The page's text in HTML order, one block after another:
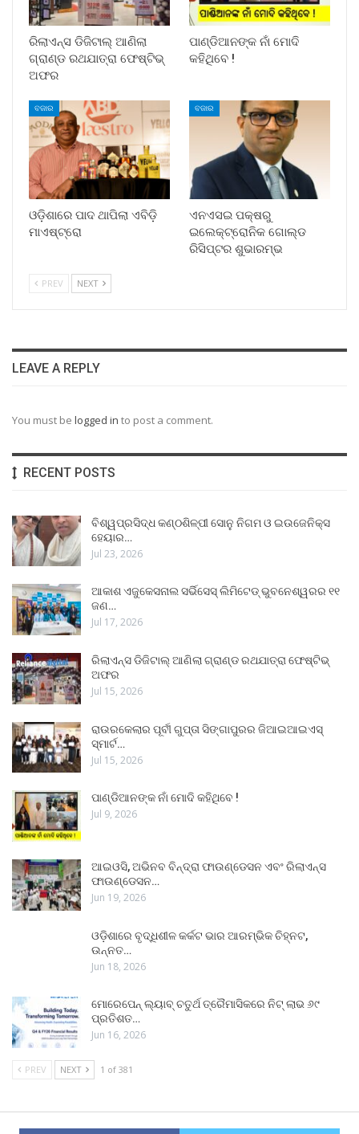
ରିଲାଏନ୍ସ ଡିଜିଟାଲ୍ ଆଣିଲା
ଗ୍ରାଣ୍ଡ ରଥଯାତ୍ରା ଫେଷ୍ଟିଭ୍
ଅଫର
ପାଣ୍ଡିଆନଙ୍କ ନାଁ ମୋଦି
କହିଥିବେ !
ବଜାର
ଓଡ଼ିଶାରେ ପାଦ ଥାପିଲା ଏବିଡ଼ି
ମାଏଷ୍ଟ୍ରୋ
ବଜାର
ଏନଏସଇ ପକ୍ଷରୁ
ଇଲେକ୍‌ଟ୍ରୋନିକ ଗୋଲ୍ଡ
ରିସିପ୍ଟର ଶୁଭାରମ୍ଭ
PREV NEXT
LEAVE A REPLY
You must be logged in to post a comment.
RECENT POSTS
ବିଶ୍ୱପ୍ରସିଦ୍ଧ କଣ୍ଠଶିଳ୍ପୀ ସୋନୁ ନିଗମ ଓ ଇଉଜେନିକ୍ସ
ହେୟାର…
Jul 23, 2026
ଆକାଶ ଏଜୁକେସନାଲ ସର୍ଭିସେସ୍ ଲିମିଟେଡ୍ ଭୁବନେଶ୍ୱରର ୧୧
ଜଣ…
Jul 17, 2026
ରିଲାଏନ୍ସ ଡିଜିଟାଲ୍ ଆଣିଲା ଗ୍ରାଣ୍ଡ ରଥଯାତ୍ରା ଫେଷ୍ଟିଭ୍
ଅଫର
Jul 15, 2026
ରାଉରକେଲାର ପୂର୍ବୀ ଗୁପ୍ତା ସିଙ୍ଗାପୁରର ଜିଆଇଆଇଏସ୍
ସ୍ମାର୍ଟ…
Jul 15, 2026
ପାଣ୍ଡିଆନଙ୍କ ନାଁ ମୋଦି କହିଥିବେ !
Jul 9, 2026
ଆଇଓସି, ଅଭିନବ ବିନ୍ଦ୍ରା ଫାଉଣ୍ଡେସନ ଏବଂ ରିଲାଏନ୍ସ
ଫାଉଣ୍ଡେସନ…
Jun 19, 2026
ଓଡ଼ିଶାରେ ବୃଦ୍ଧିଶୀଳ କର୍କଟ ଭାର ଆରମ୍ଭିକ ଚିହ୍ନଟ,
ଉନ୍ନତ…
Jun 18, 2026
ମୋରେପେନ୍ ଲ୍ୟାବ୍ ଚତୁର୍ଥ ତ୍ରୈମାସିକରେ ନିଟ୍ ଲାଭ ୬୯
ପ୍ରତିଶତ…
Jun 16, 2026
PREV NEXT 1 of 381